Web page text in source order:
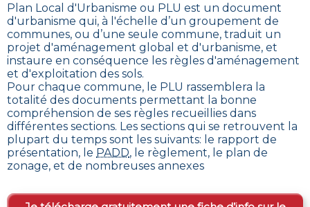
Plan Local d'Urbanisme ou PLU est un document
d'urbanisme qui, à l'échelle d’un groupement de
communes, ou d’une seule commune, traduit un
projet d'aménagement global et d'urbanisme, et
instaure en conséquence les règles d'aménagement
et d'exploitation des sols.
Pour chaque commune, le PLU rassemblera la
totalité des documents permettant la bonne
compréhension de ses règles recueillies dans
différentes sections. Les sections qui se retrouvent la
plupart du temps sont les suivants: le rapport de
présentation, le PADD, le règlement, le plan de
zonage, et de nombreuses annexes